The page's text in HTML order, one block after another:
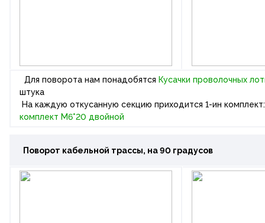
Для поворота нам понадобятся Кусачки проволочных
штука
На каждую откусанную секцию приходится 1-ин
комплект М6*20 двойной
Поворот кабельной трассы, на 90 градусов